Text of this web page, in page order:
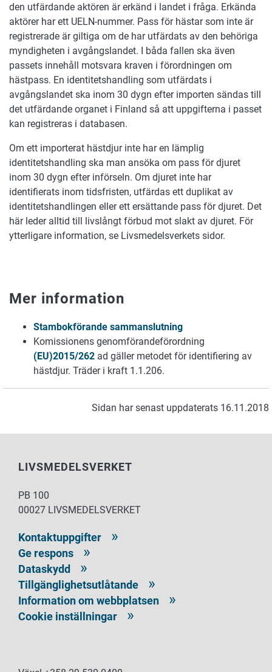
den utfärdande aktören är erkänd i landet i fråga. Erkända
aktörer har ett UELN-nummer. Pass för hästar som inte är
registrerade är giltiga om de har utfärdats av den behöriga
myndigheten i avgångslandet. I båda fallen ska även
passets innehåll motsvara kraven i förordningen om
hästpass. En identitetshandling som utfärdats i
avgångslandet ska inom 30 dygn efter importen sändas till
det utfärdande organet i Finland så att uppgifterna i passet
kan registreras i databasen.
Om ett importerat hästdjur inte har en lämplig
identitetshandling ska man ansöka om pass för djuret
inom 30 dygn efter införseln. Om djuret inte har
identifierats inom tidsfristen, utfärdas ett duplikat av
identitetshandlingen eller ett ersättande pass för djuret. Det
här leder alltid till livslångt förbud mot slakt av djuret. För
ytterligare information, se Livsmedelsverkets sidor.
Mer information
Stambokförande sammanslutning
Komissionens genomförandeförordning
(EU)2015/262 ad gäller metodet för identifiering av
hästdjur. Träder i kraft 1.1.206.
Sidan har senast uppdaterats 16.11.2018
LIVSMEDELSVERKET
PB 100
00027 LIVSMEDELSVERKET
Kontaktuppgifter
Ge respons
Dataskydd
Tillgänglighetsutlåtande
Information om webbplatsen
Cookie inställningar